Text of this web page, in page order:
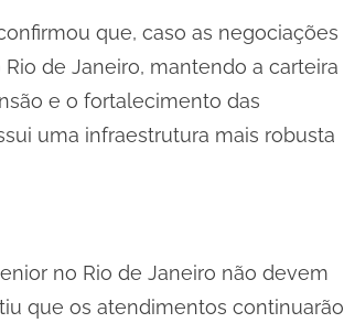
que, caso as negociações
de Janeiro, mantendo a carteira
e o fortalecimento das
uma infraestrutura mais robusta
no Rio de Janeiro não devem
que os atendimentos continuarão